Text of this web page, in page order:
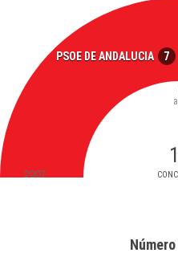
PSOE DE ANDALUCIA 7
2007